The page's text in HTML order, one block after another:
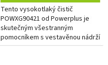
Tento vysokotlaký čistič
POWXG90421 od Powerplus je
skutečným všestranným
pomocníkem s vestavěnou nádrží
na čisticí prostředek o objemu